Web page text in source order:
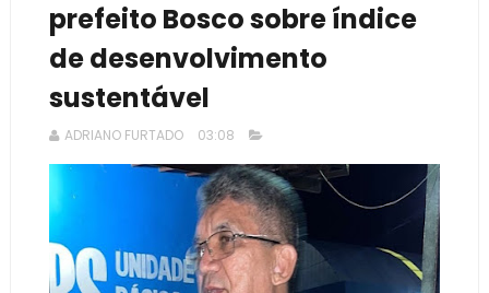
prefeito Bosco sobre índice
de desenvolvimento
sustentável
ADRIANO FURTADO 03:08